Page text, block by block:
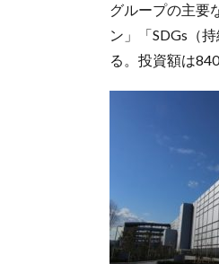
グループの主要
ン」「SDGs（
る。投資額は